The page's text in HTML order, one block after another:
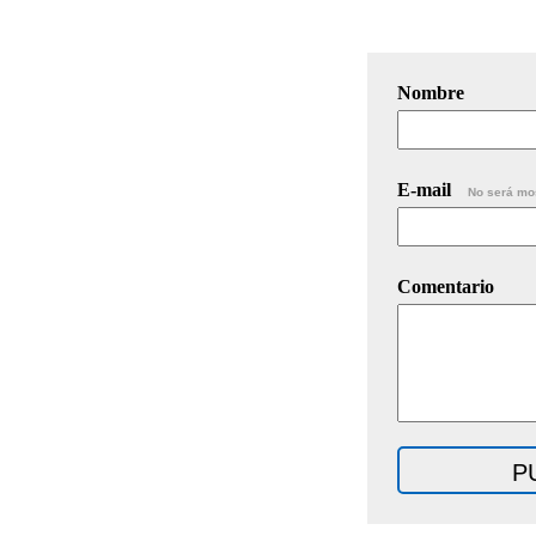
Nombre
E-mail No será
Comentario